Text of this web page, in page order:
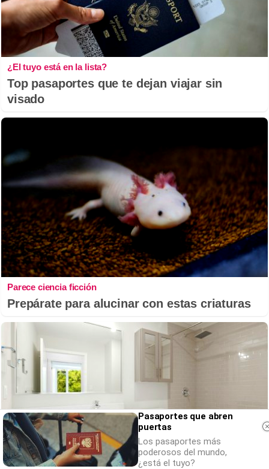
¿El tuyo está en la lista?
Top pasaportes que te dejan viajar sin
visado
Parece ciencia ficción
Prepárate para alucinar con estas criaturas
Pasaportes que abren
puertas
Los pasaportes más
poderosos del mundo,
¿está el tuyo?